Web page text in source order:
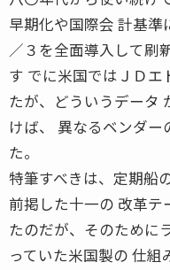
早期化や国際会 計基準
／３を全面導入して刷
す でに米国ではＪＤエ
たが、どういうデータ
けば、 異なるベンダ
た。
特筆すべきは、定期船
前掲した十一の 改革テ
たのだが、そのために
っていた米国製の 仕組